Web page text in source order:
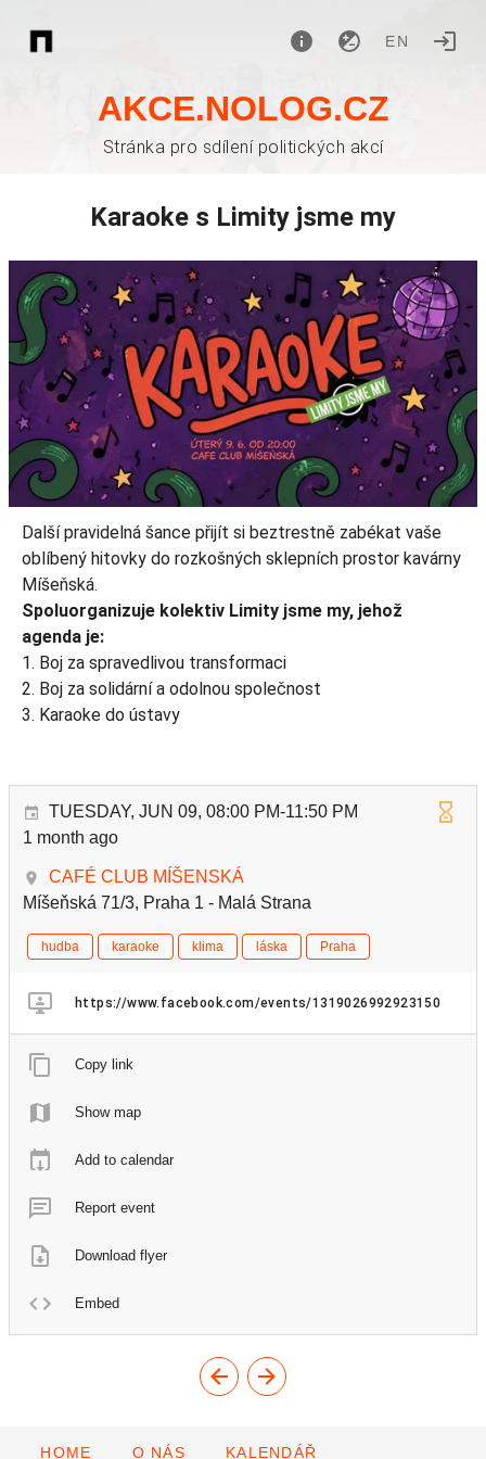
EN
AKCE.NOLOG.CZ
Stránka pro sdílení politických akcí
Karaoke s Limity jsme my
Další pravidelná šance přijít si beztrestně zabékat vaše
oblíbený hitovky do rozkošných sklepních prostor kavárny
Míšeňská.
Spoluorganizuje kolektiv Limity jsme my, jehož
agenda je:
1. Boj za spravedlivou transformaci
2. Boj za solidární a odolnou společnost
3. Karaoke do ústavy
TUESDAY, JUN 09, 08:00 PM-11:50 PM
1 month ago
CAFÉ CLUB MÍŠENSKÁ
Míšeňská 71/3, Praha 1 - Malá Strana
hudba karaoke klima láska Praha
https://www.facebook.com/events/1319026992923150
Copy link
Show map
Add to calendar
Report event
Download flyer
Embed
HOME O NÁS KALENDÁŘ